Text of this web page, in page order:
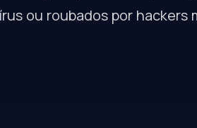
ou roubados por hackers